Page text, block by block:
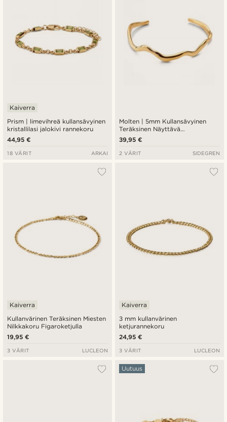
Prism | limevihreä kullansävyinen
kristallilasi jalokivi rannekoru
Kaiverra
44,95 €
18 VÄRIT ARKAI
Molten | 5mm Kullansävyinen
Teräksinen Näyttävä
Avorannerengas
39,95 €
2 VÄRIT SIDEGREN
Kullanvärinen Teräksinen Miesten
Nilkkakoru Figaroketjulla
Kaiverra
19,95 €
3 VÄRIT LUCLEON
3 mm kullanvärinen
ketjurannekoru
Kaiverra
24,95 €
3 VÄRIT LUCLEON
Uutuus